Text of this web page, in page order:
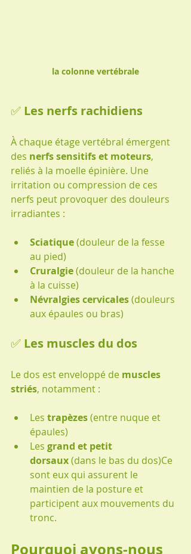
la colonne vertébrale
✅ Les nerfs rachidiens
À chaque étage vertébral émergent
des nerfs sensitifs et moteurs,
reliés à la moelle épinière. Une
irritation ou compression de ces
nerfs peut provoquer des douleurs
irradiantes :
Sciatique (douleur de la fesse
au pied)
Cruralgie (douleur de la hanche
à la cuisse)
Névralgies cervicales (douleurs
aux épaules ou bras)
✅ Les muscles du dos
Le dos est enveloppé de muscles
striés, notamment :
Les trapèzes (entre nuque et
épaules)
Les grand et petit
dorsaux (dans le bas du dos)Ce
sont eux qui assurent le
maintien de la posture et
participent aux mouvements du
tronc.
Pourquoi avons-nous